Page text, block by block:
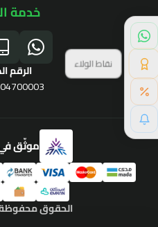
خدمة
الرقم
موثّق
الحقوق محفوظة |
نقاط الولاء